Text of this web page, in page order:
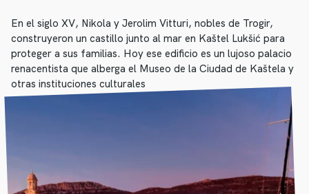
En el siglo XV, Nikola y Jerolim Vitturi, nobles de Trogir,
construyeron un castillo junto al mar en Kaštel Lukšić para
proteger a sus familias. Hoy ese edificio es un lujoso palacio
renacentista que alberga el Museo de la Ciudad de Kaštela y
otras instituciones culturales